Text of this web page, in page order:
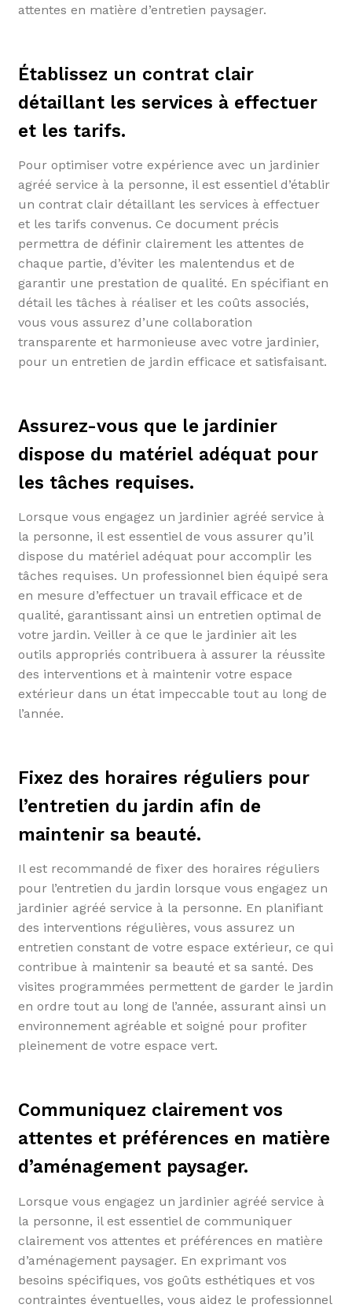
attentes en matière d’entretien paysager.
Établissez un contrat clair
détaillant les services à effectuer
et les tarifs.
Pour optimiser votre expérience avec un jardinier
agréé service à la personne, il est essentiel d’établir
un contrat clair détaillant les services à effectuer
et les tarifs convenus. Ce document précis
permettra de définir clairement les attentes de
chaque partie, d’éviter les malentendus et de
garantir une prestation de qualité. En spécifiant en
détail les tâches à réaliser et les coûts associés,
vous vous assurez d’une collaboration
transparente et harmonieuse avec votre jardinier,
pour un entretien de jardin efficace et satisfaisant.
Assurez-vous que le jardinier
dispose du matériel adéquat pour
les tâches requises.
Lorsque vous engagez un jardinier agréé service à
la personne, il est essentiel de vous assurer qu’il
dispose du matériel adéquat pour accomplir les
tâches requises. Un professionnel bien équipé sera
en mesure d’effectuer un travail efficace et de
qualité, garantissant ainsi un entretien optimal de
votre jardin. Veiller à ce que le jardinier ait les
outils appropriés contribuera à assurer la réussite
des interventions et à maintenir votre espace
extérieur dans un état impeccable tout au long de
l’année.
Fixez des horaires réguliers pour
l’entretien du jardin afin de
maintenir sa beauté.
Il est recommandé de fixer des horaires réguliers
pour l’entretien du jardin lorsque vous engagez un
jardinier agréé service à la personne. En planifiant
des interventions régulières, vous assurez un
entretien constant de votre espace extérieur, ce qui
contribue à maintenir sa beauté et sa santé. Des
visites programmées permettent de garder le jardin
en ordre tout au long de l’année, assurant ainsi un
environnement agréable et soigné pour profiter
pleinement de votre espace vert.
Communiquez clairement vos
attentes et préférences en matière
d’aménagement paysager.
Lorsque vous engagez un jardinier agréé service à
la personne, il est essentiel de communiquer
clairement vos attentes et préférences en matière
d’aménagement paysager. En exprimant vos
besoins spécifiques, vos goûts esthétiques et vos
contraintes éventuelles, vous aidez le professionnel